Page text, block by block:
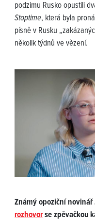
podzimu Rusko opustili
Stoptime, která byla
písně v Rusku
několik týdnů ve vězení.
Známý opoziční
rozhovorse zpěvačkou